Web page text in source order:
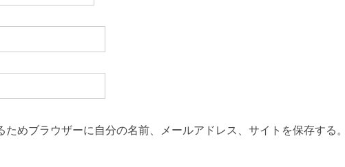
ためブラウザーに自分の名前、メールアドレス、サイトを保存する